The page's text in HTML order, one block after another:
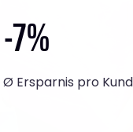
-7%
Ø Ersparnis pro